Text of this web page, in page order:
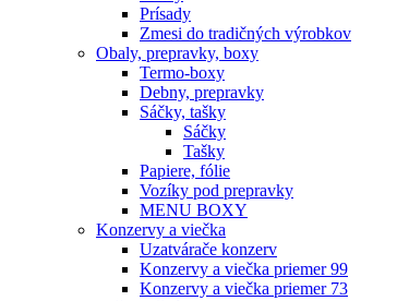
Prísady
Zmesi do tradičných výrobkov
Obaly, prepravky, boxy
Termo-boxy
Debny, prepravky
Sáčky, tašky
Sáčky
Tašky
Papiere, fólie
Vozíky pod prepravky
MENU BOXY
Konzervy a viečka
Uzatvárače konzerv
Konzervy a viečka priemer 99
Konzervy a viečka priemer 73